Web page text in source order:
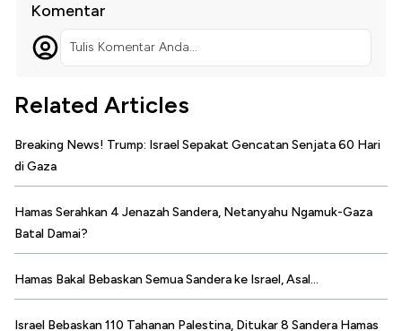
Komentar
Tulis Komentar Anda...
Related Articles
Breaking News! Trump: Israel Sepakat Gencatan Senjata 60 Hari
di Gaza
Hamas Serahkan 4 Jenazah Sandera, Netanyahu Ngamuk-Gaza
Batal Damai?
Hamas Bakal Bebaskan Semua Sandera ke Israel, Asal...
Israel Bebaskan 110 Tahanan Palestina, Ditukar 8 Sandera Hamas